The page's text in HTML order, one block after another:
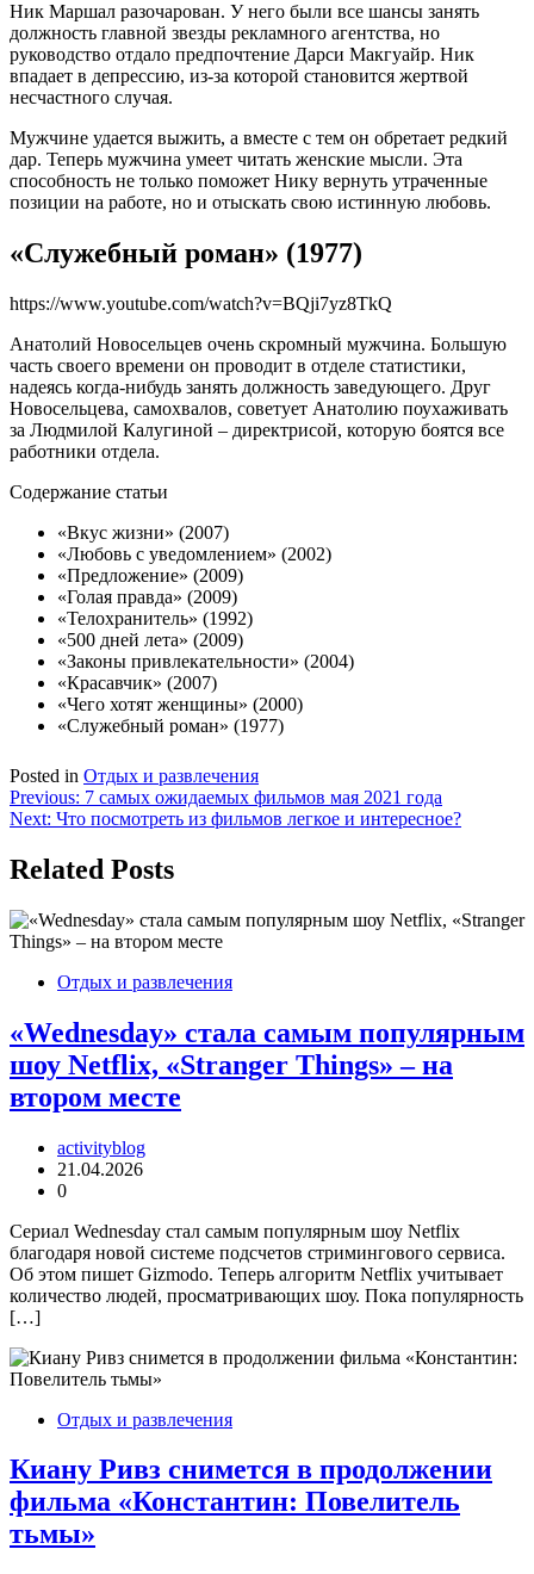
Ник Маршал разочарован. У него были все шансы занять
должность главной звезды рекламного агентства, но
руководство отдало предпочтение Дарси Макгуайр. Ник
впадает в депрессию, из-за которой становится жертвой
несчастного случая.
Мужчине удается выжить, а вместе с тем он обретает редкий
дар. Теперь мужчина умеет читать женские мысли. Эта
способность не только поможет Нику вернуть утраченные
позиции на работе, но и отыскать свою истинную любовь.
«Служебный роман» (1977)
https://www.youtube.com/watch?v=BQji7yz8TkQ
Анатолий Новосельцев очень скромный мужчина. Большую
часть своего времени он проводит в отделе статистики,
надеясь когда-нибудь занять должность заведующего. Друг
Новосельцева, самохвалов, советует Анатолию поухаживать
за Людмилой Калугиной – директрисой, которую боятся все
работники отдела.
Содержание статьи
«Вкус жизни» (2007)
«Любовь с уведомлением» (2002)
«Предложение» (2009)
«Голая правда» (2009)
«Телохранитель» (1992)
«500 дней лета» (2009)
«Законы привлекательности» (2004)
«Красавчик» (2007)
«Чего хотят женщины» (2000)
«Служебный роман» (1977)
Posted in Отдых и развлечения
Навигация
по
записям
Previous: 7 самых ожидаемых фильмов мая 2021 года
Next: Что посмотреть из фильмов легкое и интересное?
Related Posts
Отдых и развлечения
«Wednesday» стала самым популярным
шоу Netflix, «Stranger Things» – на
втором месте
activityblog
21.04.2026
0
Сериал Wednesday стал самым популярным шоу Netflix
благодаря новой системе подсчетов стримингового сервиса.
Об этом пишет Gizmodo. Теперь алгоритм Netflix учитывает
количество людей, просматривающих шоу. Пока популярность
[…]
Отдых и развлечения
Киану Ривз снимется в продолжении
фильма «Константин: Повелитель
тьмы»